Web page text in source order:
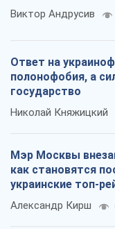
Виктор Андрусив
Ответ на
полонофобия, а
государство
Николай Княжицкий
Мэр Москвы
как становятся
украинские топ-
Александр Кирш